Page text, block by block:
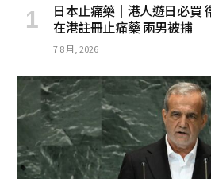
日本止痛藥｜港人遊日必買
在港註冊止痛藥 兩男被捕
7 8 月, 2026